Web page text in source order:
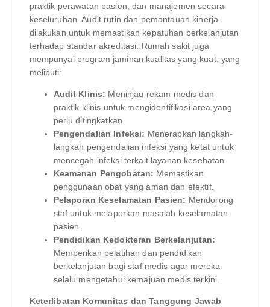
praktik perawatan pasien, dan manajemen secara
keseluruhan. Audit rutin dan pemantauan kinerja
dilakukan untuk memastikan kepatuhan berkelanjutan
terhadap standar akreditasi. Rumah sakit juga
mempunyai program jaminan kualitas yang kuat, yang
meliputi:
Audit Klinis: Meninjau rekam medis dan
praktik klinis untuk mengidentifikasi area yang
perlu ditingkatkan.
Pengendalian Infeksi: Menerapkan langkah-
langkah pengendalian infeksi yang ketat untuk
mencegah infeksi terkait layanan kesehatan.
Keamanan Pengobatan: Memastikan
penggunaan obat yang aman dan efektif.
Pelaporan Keselamatan Pasien: Mendorong
staf untuk melaporkan masalah keselamatan
pasien.
Pendidikan Kedokteran Berkelanjutan:
Memberikan pelatihan dan pendidikan
berkelanjutan bagi staf medis agar mereka
selalu mengetahui kemajuan medis terkini.
Keterlibatan Komunitas dan Tanggung Jawab